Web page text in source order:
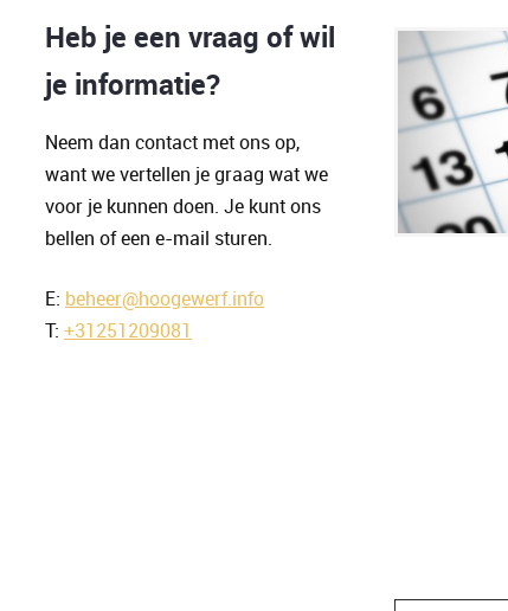
Heb je een vraag of wil
je informatie?
Neem dan contact met ons op,
want we vertellen je graag wat we
voor je kunnen doen. Je kunt ons
bellen of een e-mail sturen.
E: beheer@hoogewerf.info
T: +31251209081